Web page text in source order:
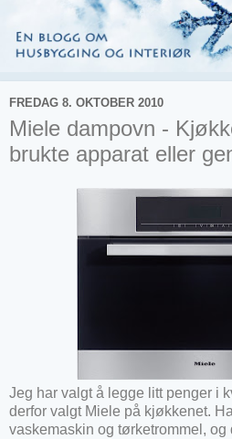
FREDAG 8. OKTOBER 2010
Miele dampovn -
brukte apparat eller
Jeg har valgt å legge litt penger i
derfor valgt Miele på kjøkkenet.
vaskemaskin og tørketrommel, og